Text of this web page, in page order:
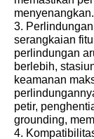
menyenangkan.
3.
serangkaian
perlindungan
berlebih,
keamanan
petir,
grounding,
4.